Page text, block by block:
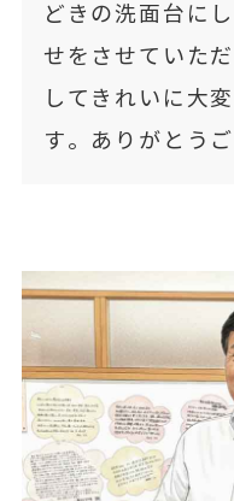
どきの洗面台に
せをさせていた
してきれいに大
す。ありがとう